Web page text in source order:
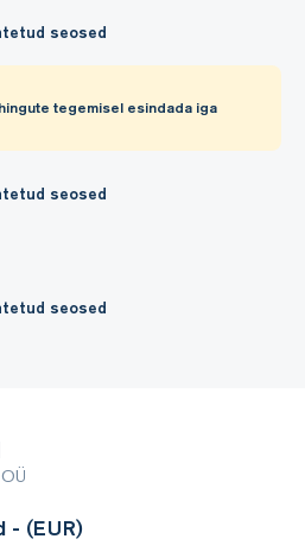
seosed
tegemisel esindada iga
seosed
seosed
- (EUR)